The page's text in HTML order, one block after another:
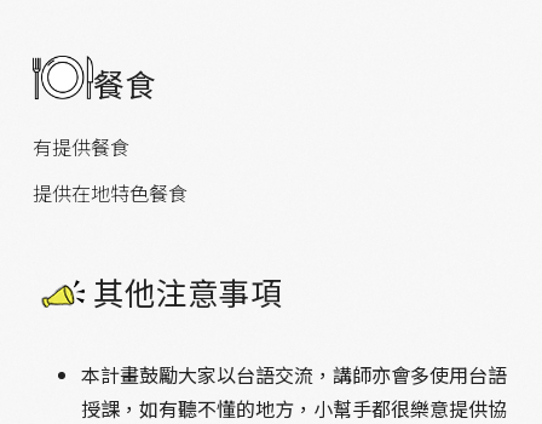
餐食
有提供餐食
提供在地特色餐食
其他注意事項
本計畫鼓勵大家以台語交流，講師亦會多使用台語
授課，如有聽不懂的地方，小幫手都很樂意提供協